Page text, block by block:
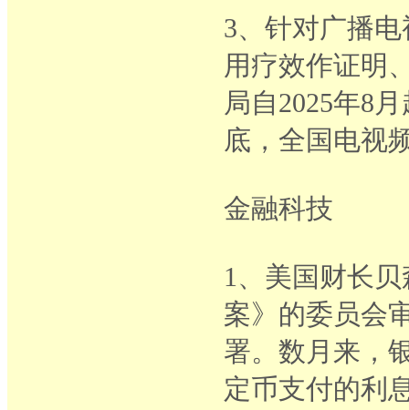
3、针对广播
用疗效作证明
局自2025年8
底，全国电视
金融科技
1、美国财长
案》的委员会
署。数月来，
定币支付的利